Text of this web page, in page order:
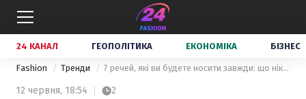
24 КАНАЛ ГЕОПОЛІТИКА ЕКОНОМІКА БІЗНЕС
Fashion Тренди 7 речей, які ви будете носити завжди: що ніколи не вийде з моди
12 червня, 18:54 2